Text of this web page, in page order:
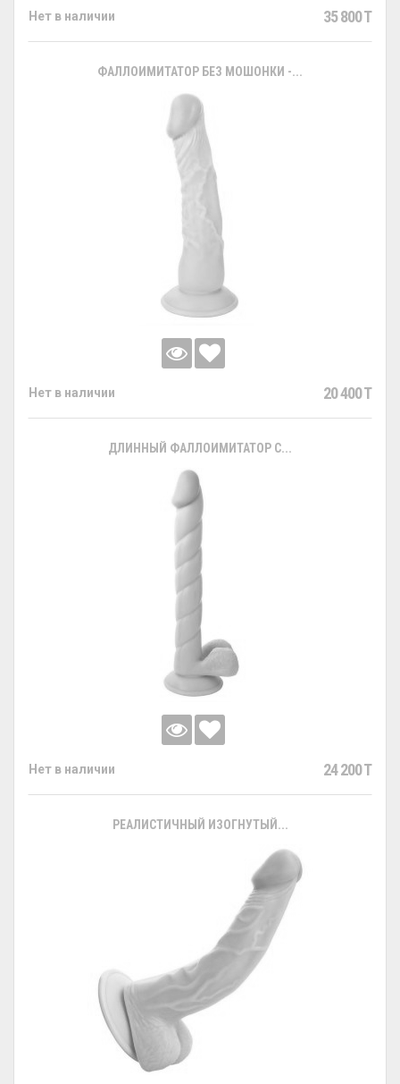
Нет в наличии 35 800 T
ФАЛЛОИМИТАТОР БЕЗ МОШОНКИ -...
Нет в наличии 20 400 T
ДЛИННЫЙ ФАЛЛОИМИТАТОР С...
Нет в наличии 24 200 T
РЕАЛИСТИЧНЫЙ ИЗОГНУТЫЙ...